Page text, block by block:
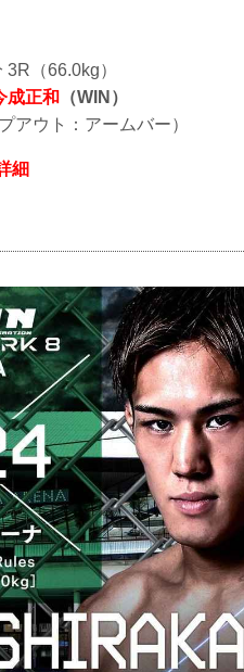
（66.0kg）
成正和 （WIN）
アウト：アームバー）
細